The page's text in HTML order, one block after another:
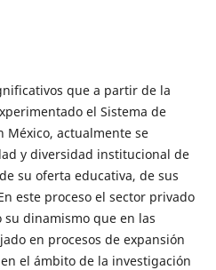
que a partir de la
el Sistema de
México, actualmente se
y diversidad institucional de
su oferta educativa, de sus
este proceso el sector privado
dinamismo que en las
en procesos de expansión
el ámbito de la investigación